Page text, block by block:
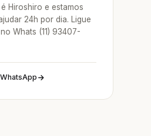
Hiroshiro e estamos
24h por dia. Ligue
Whats (11) 93407-